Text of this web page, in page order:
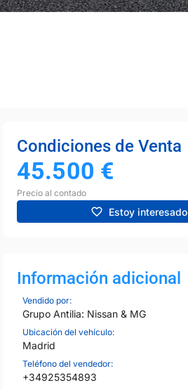
Condiciones de Venta
45.500 €
Precio al contado
Estoy interesado
Información adicional
Vendido por:
Grupo Antilia: Nissan & MG
Ubicación del vehículo:
Madrid
Teléfono del vendedor:
+34925354893